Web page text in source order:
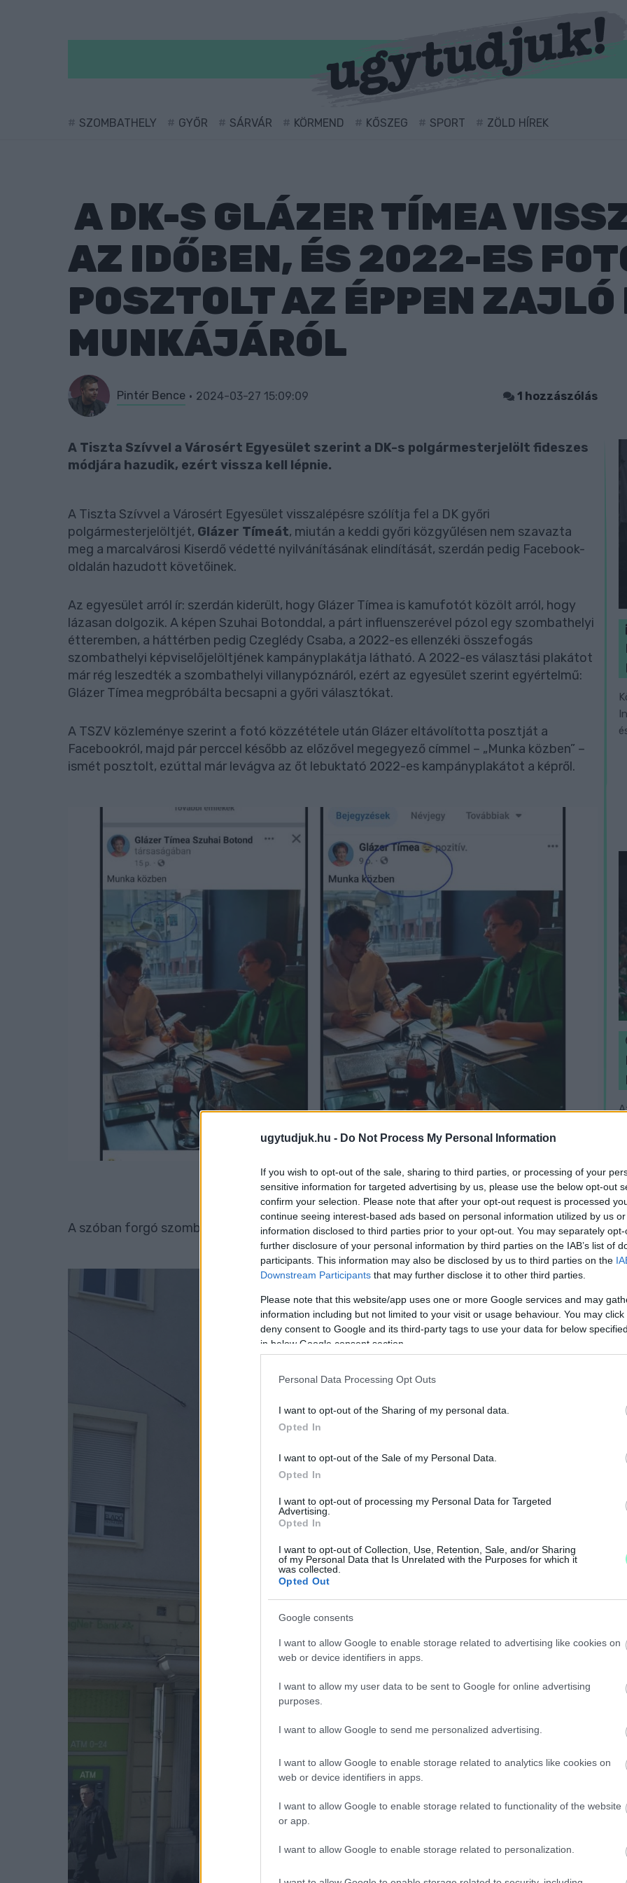
ugytudjuk.hu - Do Not Process My Personal Information
If you wish to opt-out of the sale, sharing to third parties, or processing of your
sensitive information for targeted advertising by us, please use the below opt-out
confirm your selection. Please note that after your opt-out request is processed
continue seeing interest-based ads based on personal information utilized by us
information disclosed to third parties prior to your opt-out. You may separately
further disclosure of your personal information by third parties on the IAB’s list of
participants. This information may also be disclosed by us to third parties on the
Downstream Participants that may further disclose it to other third parties.
Please note that this website/app uses one or more Google services and may
information including but not limited to your visit or usage behaviour. You may
deny consent to Google and its third-party tags to use your data for below
in below Google consent section.
Personal Data Processing Opt Outs
I want to opt-out of the Sharing of my personal data.
Opted In
I want to opt-out of the Sale of my Personal Data.
Opted In
I want to opt-out of processing my Personal Data for Targeted
Advertising.
Opted In
I want to opt-out of Collection, Use, Retention, Sale, and/or Sharing
of my Personal Data that Is Unrelated with the Purposes for which it
was collected.
Opted Out
Google consents
I want to allow Google to enable storage related to advertising like cookies on
web or device identifiers in apps.
I want to allow my user data to be sent to Google for online advertising
purposes.
I want to allow Google to send me personalized advertising.
I want to allow Google to enable storage related to analytics like cookies on
web or device identifiers in apps.
I want to allow Google to enable storage related to functionality of the website
or app.
I want to allow Google to enable storage related to personalization.
SZOMBATHELY GYŐR SÁRVÁR KÖRMEND KŐSZEG SPORT ZÖLD HÍREK
A DK-S GLÁZER TÍMEA
AZ IDŐBEN, ÉS 2022-ES
POSZTOLT AZ ÉPPEN
MUNKÁJÁRÓL
Pintér Bence 2024-03-27 15:09:09 1 hozzászólás
A Tiszta Szívvel a Városért Egyesület szerint a DK-s polgármesterjelölt fideszes
módjára hazudik, ezért vissza kell lépnie.
A Tiszta Szívvel a Városért Egyesület visszalépésre szólítja fel a DK győri
polgármesterjelöltjét, Glázer Tímeát, miután a keddi győri közgyűlésen nem szavazta
meg a marcalvárosi Kiserdő védetté nyilvánításának elindítását, szerdán pedig Facebook-
oldalán hazudott követőinek.
Az egyesület arról ír: szerdán kiderült, hogy Glázer Tímea is kamufotót közölt arról, hogy
lázasan dolgozik. A képen Szuhai Botonddal, a párt influenszerével pózol egy szombathelyi
étteremben, a háttérben pedig Czeglédy Csaba, a 2022-es ellenzéki összefogás
szombathelyi képviselőjelöltjének kampányplakátja látható. A 2022-es választási plakátot
már rég leszedték a szombathelyi villanypóznáról, ezért az egyesület szerint egyértelmű:
Glázer Tímea megpróbálta becsapni a győri választókat.
A TSZV közleménye szerint a fotó közzététele után Glázer eltávolította posztját a
Facebookról, majd pár perccel később az előzővel megegyező címmel – „Munka közben” –
ismét posztolt, ezúttal már levágva az őt lebuktató 2022-es kampányplakátot a képről.
A szóban forgó szombathelyi lámpaoszlopról ma készült fényképen sem látható a plakát: